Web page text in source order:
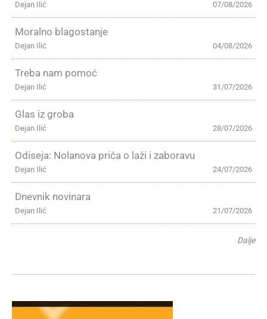
07/08/2026
Dejan Ilić
Moralno blagostanje
04/08/2026
Dejan Ilić
Treba nam pomoć
31/07/2026
Dejan Ilić
Glas iz groba
28/07/2026
Dejan Ilić
Odiseja: Nolanova priča o laži i zaboravu
24/07/2026
Dejan Ilić
Dnevnik novinara
21/07/2026
Dejan Ilić
Dalje